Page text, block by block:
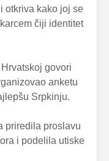
otkriva kako joj se
čiji identitet
govori
anketu
Srpkinju.
priredila proslavu
i podelila utiske